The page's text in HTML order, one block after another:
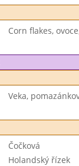
Corn flakes,
Veka,
Čočková
Holandský řízek